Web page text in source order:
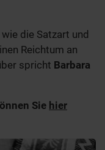
die Satzart und
Reichtum an
spricht Barbara
Sie hier